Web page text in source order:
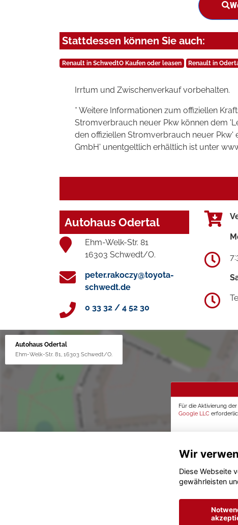
Stattdessen können Sie auch:
Renault in SchwedtO Kaufen oder leasen Renault in
Irrtum und Zwischenverkauf vorbehalten.
* Weitere Informationen zum offiziellen
Stromverbrauch neuer Pkw können dem
den offiziellen Stromverbrauch neuer
GmbH' unentgeltlich erhältlich ist unter
Autohaus Odertal
Ehm-Welk-Str. 81
16303 Schwedt/O.
peter.rakoczy@toyota-
schwedt.de
0 33 32 / 4 52 30
Autohaus Odertal
Ehm-Welk-Str. 81, 16303 Schwedt/O.
Für die Aktivierung
Google LLC
Wir
Diese Webseite
gewährleisten